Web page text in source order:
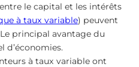
le capital et les intérêts
à taux variable) peuvent
principal avantage du
d’économies.
à taux variable ont